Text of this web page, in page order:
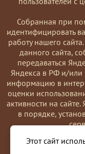
Этот сайт
Coбранная при
идентифицировать
работу нашего
данного сайта,
передаваться
Яндекса в РФ и/или
информацию в
оценки
активности на
в порядке,
Вы можете
соответствующие